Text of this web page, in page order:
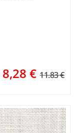
8,28 € 11.83 €